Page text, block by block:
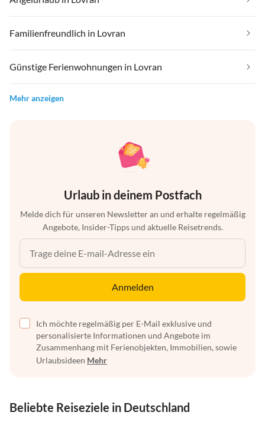
Familienfreundlich in Lovran
Günstige Ferienwohnungen in Lovran
Mehr anzeigen
Urlaub in deinem Postfach
Melde dich für unseren Newsletter an und erhalte regelmäßig
Angebote, Insider-Tipps und aktuelle Reisetrends.
Anmelden
Ich möchte regelmäßig per E-Mail exklusive und
personalisierte Informationen und Angebote im
Zusammenhang mit Ferienobjekten, Immobilien, sowie
Urlaubsideen Mehr
Beliebte Reiseziele in Deutschland